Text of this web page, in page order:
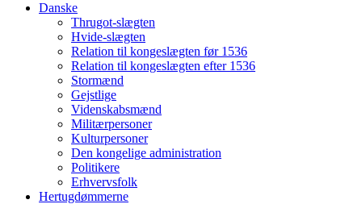
Danske
Thrugot-slægten
Hvide-slægten
Relation til kongeslægten før 1536
Relation til kongeslægten efter 1536
Stormænd
Gejstlige
Videnskabsmænd
Militærpersoner
Kulturpersoner
Den kongelige administration
Politikere
Erhvervsfolk
Hertugdømmerne